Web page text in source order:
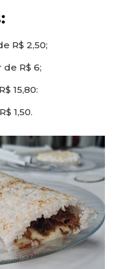
R$ 2,50;
R$ 6;
15,80:
1,50.